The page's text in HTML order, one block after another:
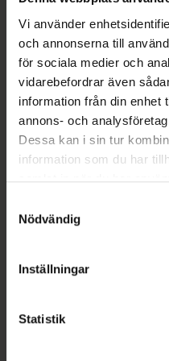
Vi använder
och annonserna till
för sociala medier och
vidarebefordrar även
information från din enhet
annons- och
Dessa kan i sin tur
information som du har
samlat in när du har
återkalla ditt samtycke via
cookieinställningar. Ett
lagligheten av
Nödvändig
Inställningar
Statistik
CE-märkning
säker att
gällande krav.
Health Nordics
snabbt och pålitligt
gravid. Testet ger
och är enkelt att
innehåller två
instruktioner för
EAN:
Graviditet